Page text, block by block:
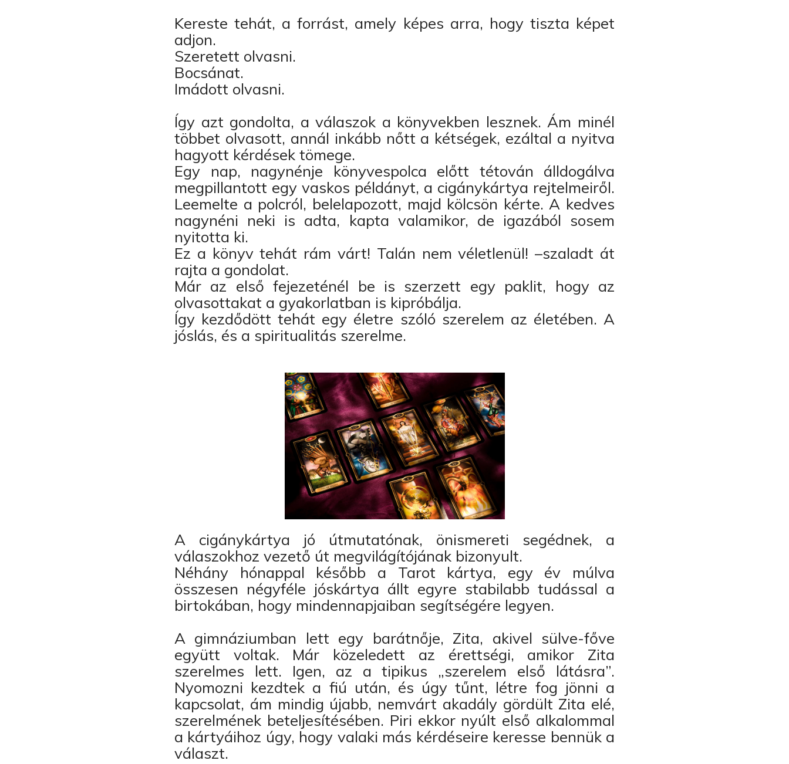
Kereste tehát, a forrást, amely képes arra, hogy tiszta képet
adjon.
Szeretett olvasni.
Bocsánat.
Imádott olvasni.
Így azt gondolta, a válaszok a könyvekben lesznek. Ám minél
többet olvasott, annál inkább nőtt a kétségek, ezáltal a nyitva
hagyott kérdések tömege.
Egy nap, nagynénje könyvespolca előtt tétován álldogálva
megpillantott egy vaskos példányt, a cigánykártya rejtelmeiről.
Leemelte a polcról, belelapozott, majd kölcsön kérte. A kedves
nagynéni neki is adta, kapta valamikor, de igazából sosem
nyitotta ki.
Ez a könyv tehát rám várt! Talán nem véletlenül! –szaladt át
rajta a gondolat.
Már az első fejezeténél be is szerzett egy paklit, hogy az
olvasottakat a gyakorlatban is kipróbálja.
Így kezdődött tehát egy életre szóló szerelem az életében. A
jóslás, és a spiritualitás szerelme.
A cigánykártya jó útmutatónak, önismereti segédnek, a
válaszokhoz vezető út megvilágítójának bizonyult.
Néhány hónappal később a Tarot kártya, egy év múlva
összesen négyféle jóskártya állt egyre stabilabb tudással a
birtokában, hogy mindennapjaiban segítségére legyen.
A gimnáziumban lett egy barátnője, Zita, akivel sülve-főve
együtt voltak. Már közeledett az érettségi, amikor Zita
szerelmes lett. Igen, az a tipikus „szerelem első látásra”.
Nyomozni kezdtek a fiú után, és úgy tűnt, létre fog jönni a
kapcsolat, ám mindig újabb, nemvárt akadály gördült Zita elé,
szerelmének beteljesítésében. Piri ekkor nyúlt első alkalommal
a kártyáihoz úgy, hogy valaki más kérdéseire keresse bennük a
választ.